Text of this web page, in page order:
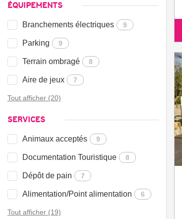
ÉQUIPEMENTS
Branchements électriques 9
Parking 9
Terrain ombragé 8
Aire de jeux 7
Tout afficher (20)
SERVICES
Animaux acceptés 9
Documentation Touristique 8
Dépôt de pain 7
Alimentation/Point alimentation 6
Tout afficher (19)